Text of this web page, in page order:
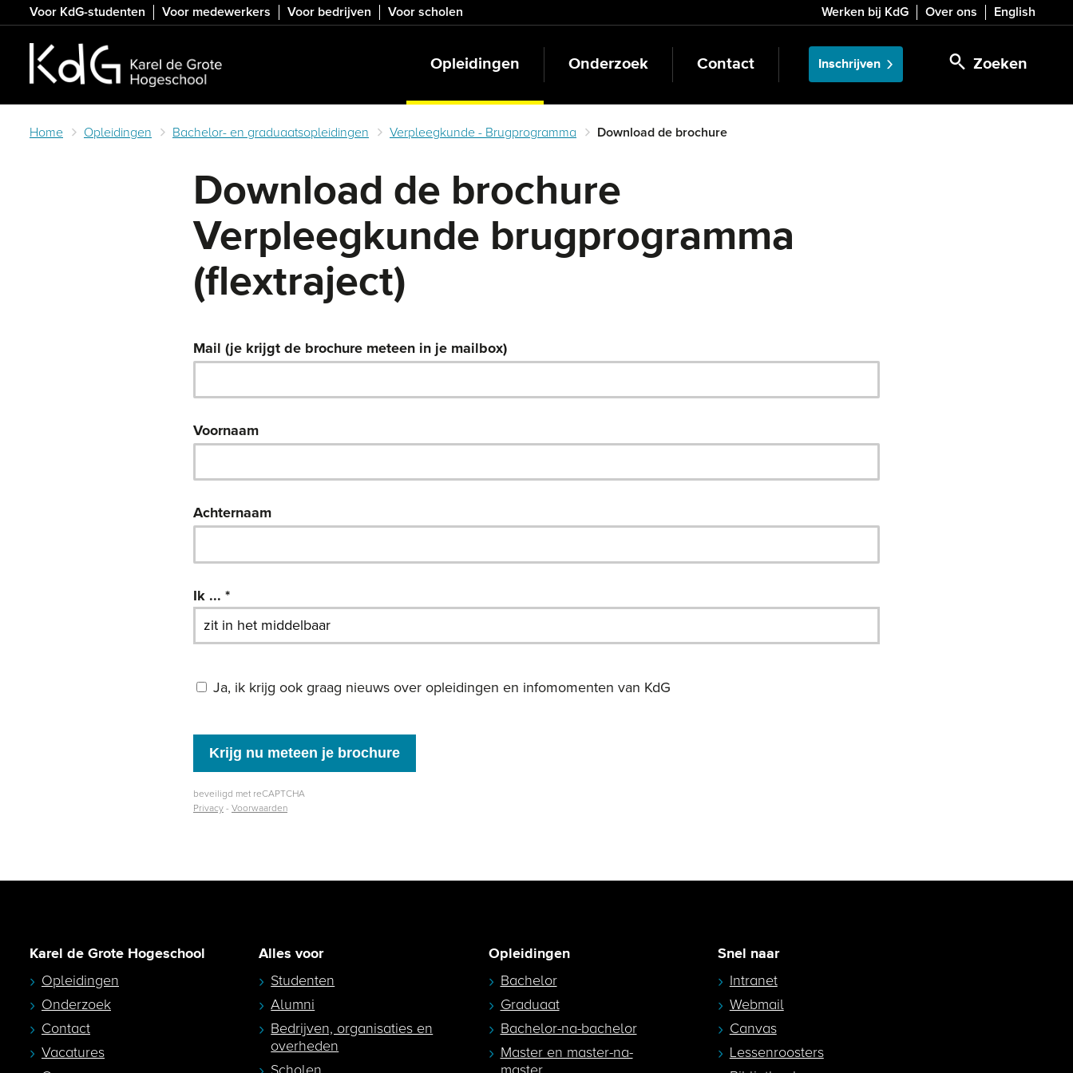
to
main
content
Voor KdG-studenten Voor medewerkers Voor bedrijven Voor scholen Werken bij KdG Over ons English
Zoeken
Opleidingen Onderzoek Contact Inschrijven
Home Opleidingen Bachelor- en graduaatsopleidingen Verpleegkunde - Brugprogramma Download de brochure
Download de brochure
Verpleegkunde brugprogramma
(flextraject)
Karel de Grote Hogeschool
Opleidingen
Onderzoek
Contact
Vacatures
Alles voor
Studenten
Alumni
Bedrijven, organisaties en
overheden
Opleidingen
Bachelor
Graduaat
Bachelor-na-bachelor
Master en master-na-
Snel naar
Intranet
Webmail
Canvas
Lessenroosters